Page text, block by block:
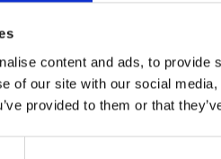
content and ads, to
of our site with our social
provided to them or that
Einfluss auf die
optimieren können. Die
ist, automatisch
die dieser Umstand auf Ihre